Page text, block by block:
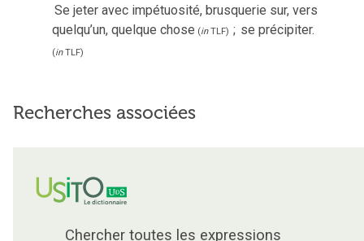
Se jeter avec impétuosité, brusquerie sur, vers
quelqu’un, quelque chose (inTLF) ; se précipiter.
(inTLF)
Recherches associées
Chercher toutes les expressions